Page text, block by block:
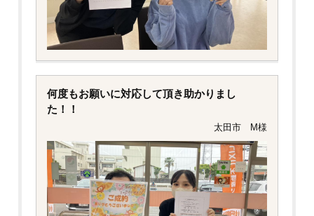
何度もお願いに対応して頂き助かりまし
た！！
太田市 M様